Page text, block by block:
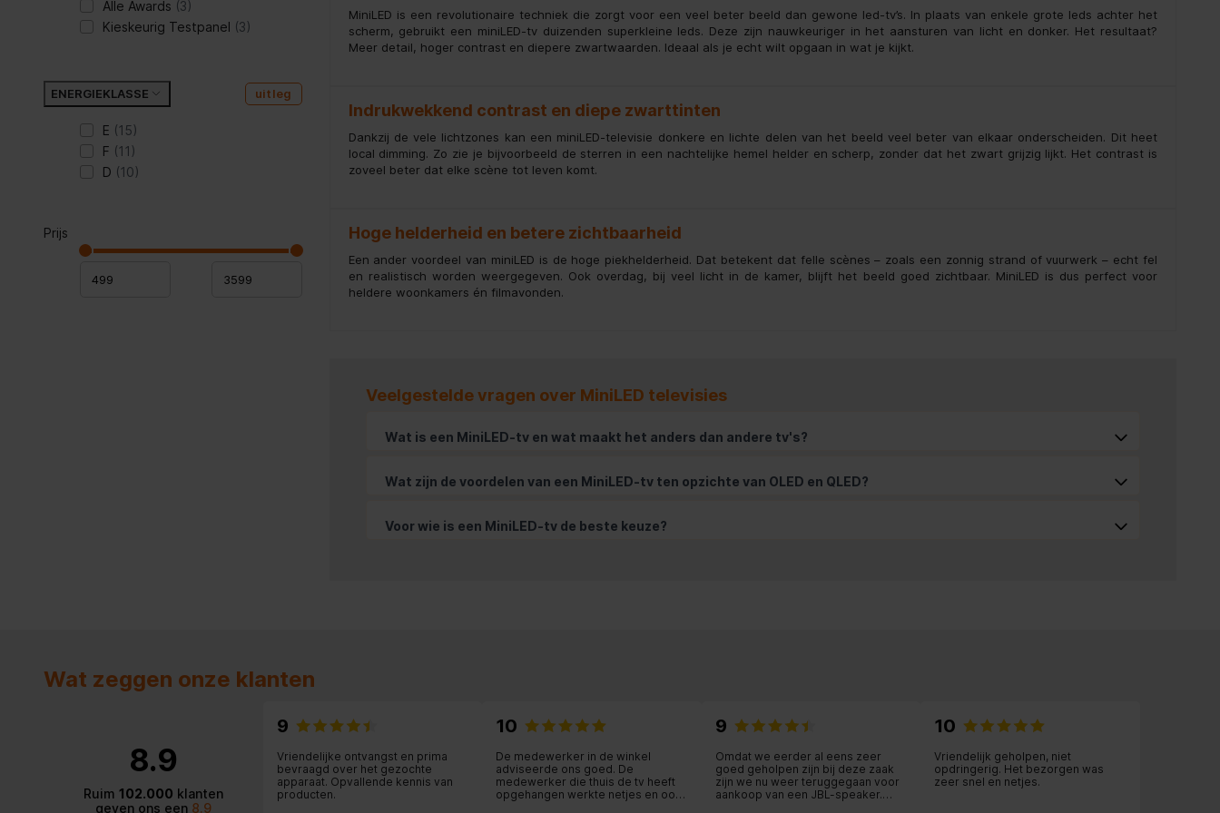
Alle Awards (3)
Kieskeurig Testpanel (3)
ENERGIEKLASSE uitleg
E (15)
F (11)
D (10)
Prijs
MiniLED is een revolutionaire techniek die zorgt voor een veel beter beeld dan gewone led-tv’s. In plaats van enkele grote leds achter het
scherm, gebruikt een miniLED-tv duizenden superkleine leds. Deze zijn nauwkeuriger in het aansturen van licht en donker. Het resultaat?
Meer detail, hoger contrast en diepere zwartwaarden. Ideaal als je echt wilt opgaan in wat je kijkt.
Indrukwekkend contrast en diepe zwarttinten
Dankzij de vele lichtzones kan een miniLED-televisie donkere en lichte delen van het beeld veel beter van elkaar onderscheiden. Dit heet
local dimming. Zo zie je bijvoorbeeld de sterren in een nachtelijke hemel helder en scherp, zonder dat het zwart grijzig lijkt. Het contrast is
zoveel beter dat elke scène tot leven komt.
Hoge helderheid en betere zichtbaarheid
Een ander voordeel van miniLED is de hoge piekhelderheid. Dat betekent dat felle scènes – zoals een zonnig strand of vuurwerk – echt fel
en realistisch worden weergegeven. Ook overdag, bij veel licht in de kamer, blijft het beeld goed zichtbaar. MiniLED is dus perfect voor
heldere woonkamers én filmavonden.
Veelgestelde vragen over MiniLED televisies
Wat is een MiniLED-tv en wat maakt het anders dan andere tv's?
Wat zijn de voordelen van een MiniLED-tv ten opzichte van OLED en QLED?
Voor wie is een MiniLED-tv de beste keuze?
Wat zeggen onze klanten
8.9
Ruim 102.000 klanten
geven ons een8.9
9
Vriendelijke ontvangst en prima
bevraagd over het gezochte
apparaat. Opvallende kennis van
producten.
10
De medewerker in de winkel
adviseerde ons goed. De
medewerker die thuis de tv heeft
opgehangen werkte netjes en ook
9
Omdat we eerder al eens zeer
goed geholpen zijn bij deze zaak
zijn we nu weer teruggegaan voor
aankoop van een JBL-speaker.
10
Vriendelijk geholpen, niet
opdringerig. Het bezorgen was
zeer snel en netjes.